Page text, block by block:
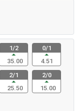
1/2
35.00
0/1
4.51
2/1
25.50
2/0
15.00